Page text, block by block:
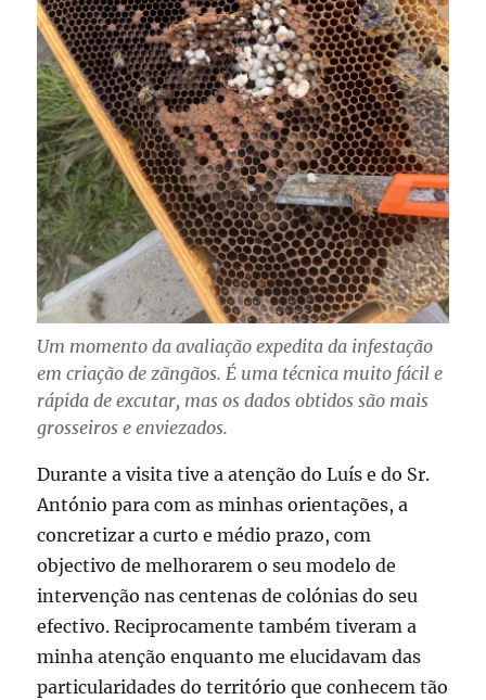
Um momento da avaliação expedita da infestação
em criação de zãngãos. É uma técnica muito fácil e
rápida de excutar, mas os dados obtidos são mais
grosseiros e enviezados.
Durante a visita tive a atenção do Luís e do Sr.
António para com as minhas orientações, a
concretizar a curto e médio prazo, com
objectivo de melhorarem o seu modelo de
intervenção nas centenas de colónias do seu
efectivo. Reciprocamente também tiveram a
minha atenção enquanto me elucidavam das
particularidades do território que conhecem tão